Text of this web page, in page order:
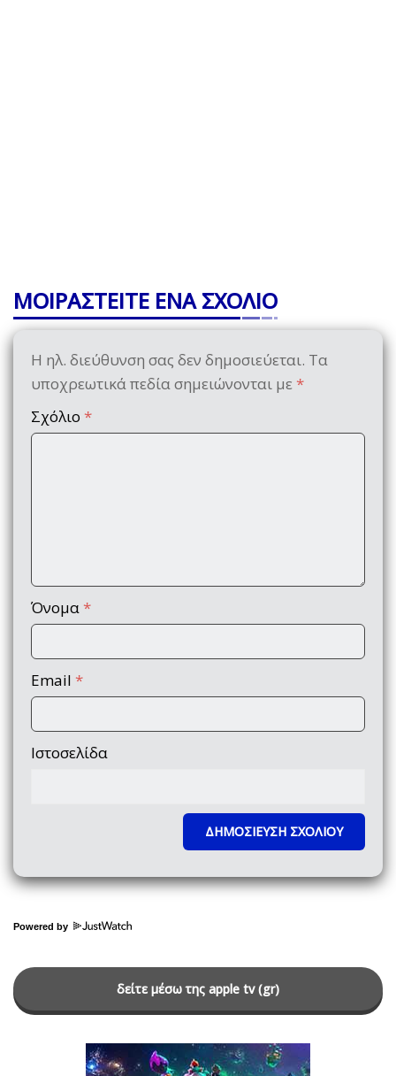
ΜΟΙΡΑΣΤΕΙΤΕ ΕΝΑ ΣΧΟΛΙΟ
Η ηλ. διεύθυνση σας δεν δημοσιεύεται. Τα
υποχρεωτικά πεδία σημειώνονται με *
Σχόλιο *
Όνομα *
Email *
Ιστοσελίδα
Powered by
δείτε μέσω της apple tv (gr)